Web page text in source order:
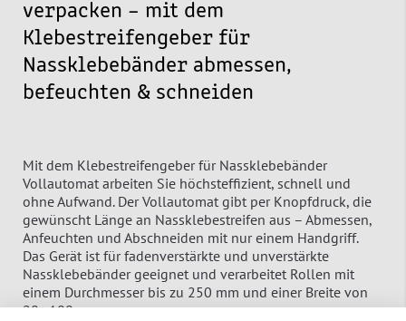
verpacken – mit dem
Klebestreifengeber für
Nassklebebänder abmessen,
befeuchten & schneiden
Mit dem Klebestreifengeber für Nassklebebänder
Vollautomat arbeiten Sie höchsteffizient, schnell und
ohne Aufwand. Der Vollautomat gibt per Knopfdruck, die
gewünscht Länge an Nassklebestreifen aus – Abmessen,
Anfeuchten und Abschneiden mit nur einem Handgriff.
Das Gerät ist für fadenverstärkte und unverstärkte
Nassklebebänder geeignet und verarbeitet Rollen mit
einem Durchmesser bis zu 250 mm und einer Breite von
20–100 mm.